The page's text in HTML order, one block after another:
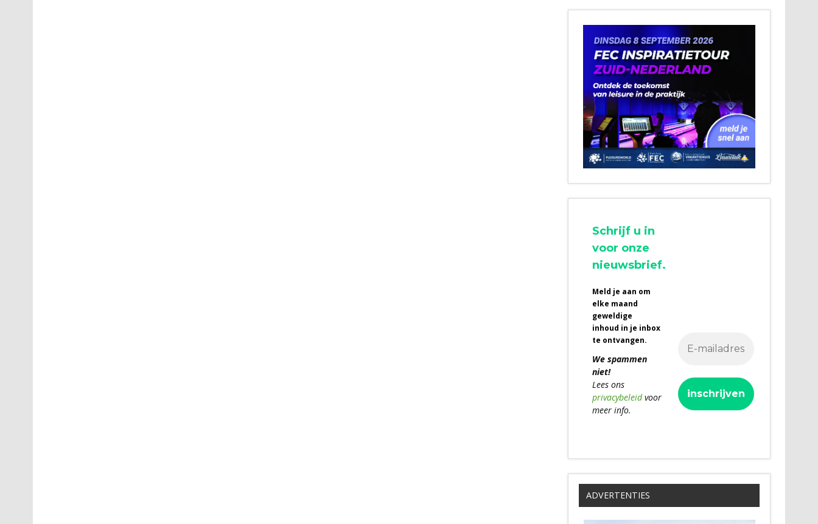
Schrijf u in
voor onze
nieuwsbrief.
Meld je aan om
elke maand
geweldige
inhoud in je inbox
te ontvangen.
We spammen
niet!
Lees ons
privacybeleidvoor
meer info.
ADVERTENTIES